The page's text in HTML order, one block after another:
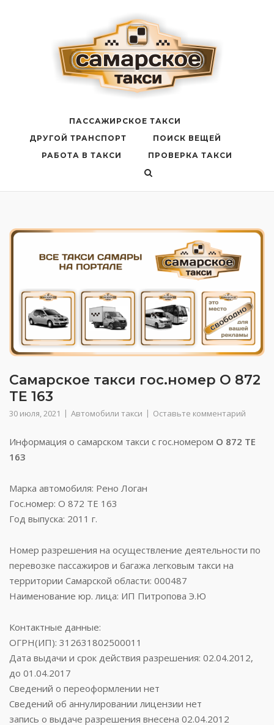
ПАССАЖИРСКОЕ ТАКСИ
ДРУГОЙ ТРАНСПОРТ
ПОИСК ВЕЩЕЙ
РАБОТА В ТАКСИ
ПРОВЕРКА ТАКСИ
Самарское такси гос.номер О 872
ТЕ 163
30 июля, 2021 Автомобили такси Оставьте комментарий
Информация о самарском такси с гос.номером О 872 ТЕ
163
Марка автомобиля: Рено Логан
Гос.номер: О 872 ТЕ 163
Год выпуска: 2011 г.
Номер разрешения на осуществление деятельности по
перевозке пассажиров и багажа легковым такси на
территории Самарской области: 000487
Наименование юр. лица: ИП Питропова Э.Ю
Контактные данные:
ОГРН(ИП): 312631802500011
Дата выдачи и срок действия разрешения: 02.04.2012,
до 01.04.2017
Сведений о переоформлении нет
Сведений об аннулировании лицензии нет
запись о выдаче разрешения внесена 02.04.2012